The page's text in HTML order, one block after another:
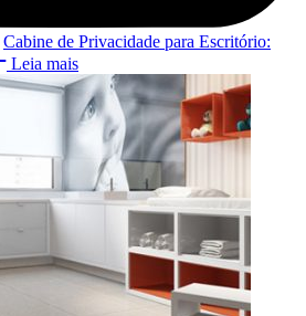
Cabine de Privacidade para Escritório:
Leia mais